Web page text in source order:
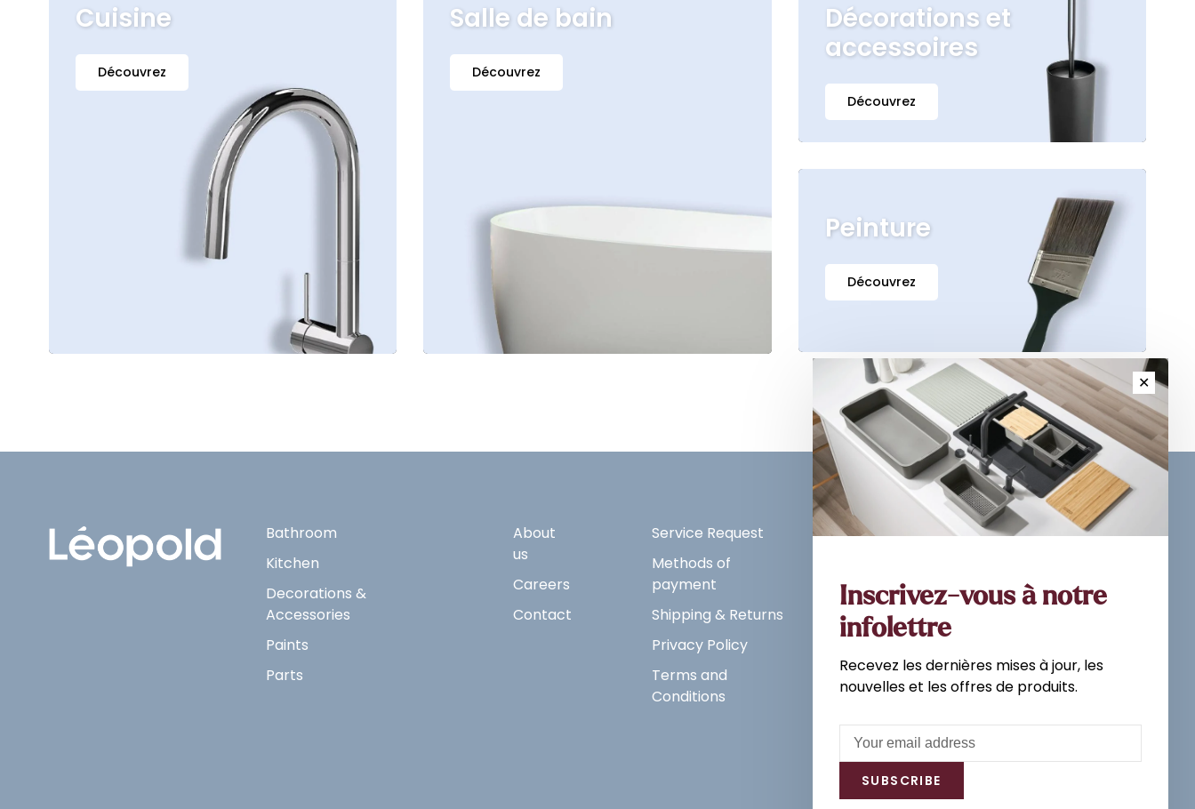
Cuisine
Découvrez
Salle de bain
Découvrez
Décorations et
accessoires
Découvrez
Peinture
Découvrez
Bathroom
Kitchen
Decorations &
Accessories
Paints
Parts
About
us
Careers
Contact
Service Request
Methods of
payment
Shipping & Returns
Privacy Policy
Terms and
Conditions
Sign up for our newsletter and
Subscribe
✕
Inscrivez-vous à notre
infolettre
Recevez les dernières mises à jour, les
nouvelles et les offres de produits.
SUBSCRIBE